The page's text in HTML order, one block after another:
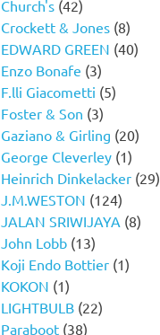
Church's (42)
Crockett & Jones (8)
EDWARD GREEN (40)
Enzo Bonafe (3)
F.lli Giacometti (5)
Foster & Son (3)
Gaziano & Girling (20)
George Cleverley (1)
Heinrich Dinkelacker (29)
J.M.WESTON (124)
JALAN SRIWIJAYA (8)
John Lobb (13)
Koji Endo Bottier (1)
KOKON (1)
LIGHTBULB (22)
Paraboot (38)